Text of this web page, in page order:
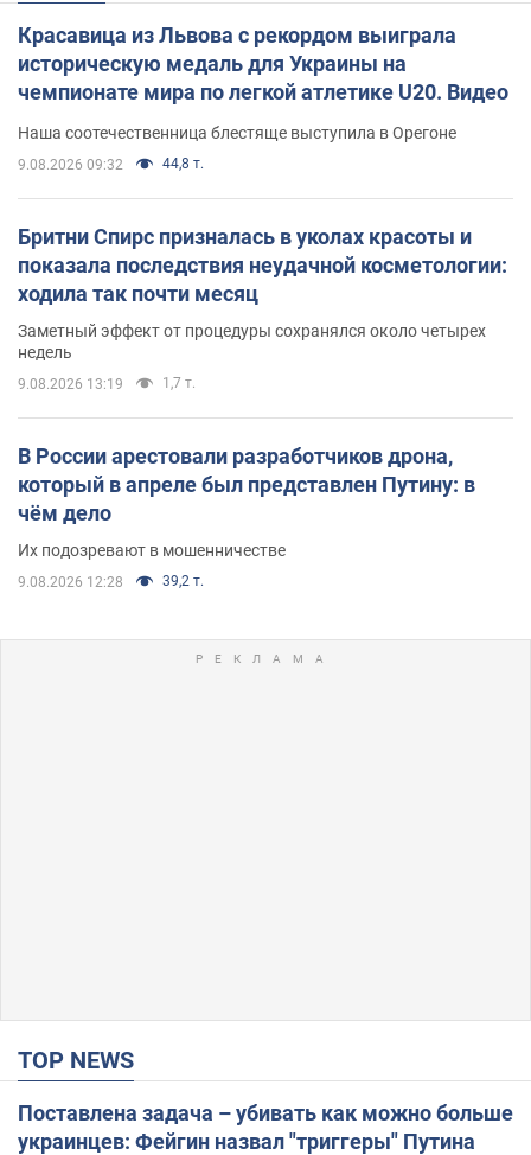
Красавица из Львова с рекордом выиграла
историческую медаль для Украины на
чемпионате мира по легкой атлетике U20. Видео
Наша соотечественница блестяще выступила в Орегоне
9.08.2026 09:32 44,8 т.
Бритни Спирс призналась в уколах красоты и
показала последствия неудачной косметологии:
ходила так почти месяц
Заметный эффект от процедуры сохранялся около четырех
недель
9.08.2026 13:19 1,7 т.
В России арестовали разработчиков дрона,
который в апреле был представлен Путину: в
чём дело
Их подозревают в мошенничестве
9.08.2026 12:28 39,2 т.
TOP NEWS
Поставлена задача – убивать как можно больше
украинцев: Фейгин назвал "триггеры" Путина